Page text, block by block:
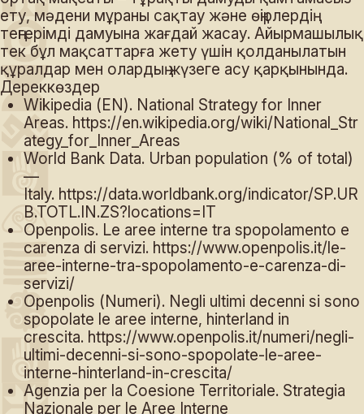
ету, мәдени мұраны сақтау және өңірлердің
теңгерімді дамуына жағдай жасау. Айырмашылық
тек бұл мақсаттарға жету үшін қолданылатын
құралдар мен олардың жүзеге асу қарқынында.
Дереккөздер
Wikipedia (EN). National Strategy for Inner
Areas. https://en.wikipedia.org/wiki/National_Str
ategy_for_Inner_Areas
World Bank Data. Urban population (% of total)
—
Italy. https://data.worldbank.org/indicator/SP.UR
B.TOTL.IN.ZS?locations=IT
Openpolis. Le aree interne tra spopolamento e
carenza di servizi. https://www.openpolis.it/le-
aree-interne-tra-spopolamento-e-carenza-di-
servizi/
Openpolis (Numeri). Negli ultimi decenni si sono
spopolate le aree interne, hinterland in
crescita. https://www.openpolis.it/numeri/negli-
ultimi-decenni-si-sono-spopolate-le-aree-
interne-hinterland-in-crescita/
Agenzia per la Coesione Territoriale. Strategia
Nazionale per le Aree Interne